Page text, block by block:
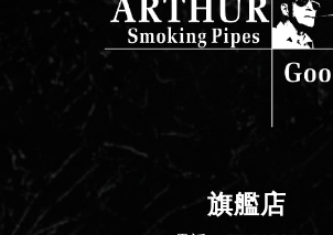
旗艦店